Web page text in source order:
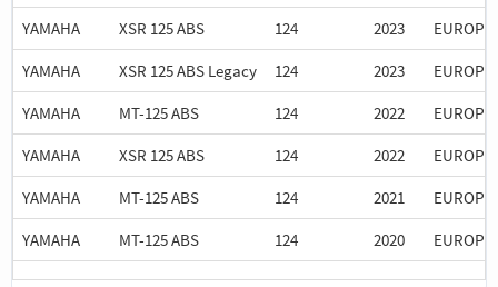
YAMAHA
XSR 125 ABS 124 2023
EUROPE
YAMAHA
XSR 125 ABS Legacy 124 2023
EUROPE
YAMAHA
MT-125 ABS 124 2022
EUROPE
YAMAHA
XSR 125 ABS 124 2022
EUROPE
YAMAHA
MT-125 ABS 124 2021
EUROPE
YAMAHA
MT-125 ABS 124 2020 EUROPE